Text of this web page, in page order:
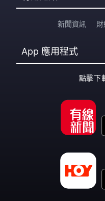
新聞資訊
App 應用程式
點擊下